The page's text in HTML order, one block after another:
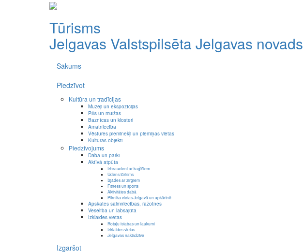
Tūrisms
Jelgavas Valstspilsēta Jelgavas novads
Sākums
Piedzīvot
Kultūra un tradīcijas
Muzeji un ekspozīcijas
Pilis un muižas
Baznīcas un klosteri
Amatniecība
Vēstures pieminekļi un piemiņas vietas
Kultūras objekti
Piedzīvojums
Daba un parki
Aktīvā atpūta
Izbraucieni ar kuģīšiem
Ūdens tūrisms
Izjādes ar zirgiem
Fitness un sports
Aktivitātes dabā
Piknika vietas Jelgavā un apkārtnē
Apskates saimniecības, ražotnes
Veselība un labsajūta
Izklaides vietas
Rotaļu istabas un laukumi
Izklaides vietas
Jelgavas naktsdzīve
Izgaršot